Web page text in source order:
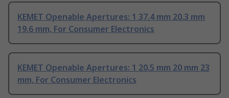
KEMET Openable Apertures: 1 37.4 mm 20.3 mm
19.6 mm, For Consumer Electronics
KEMET Openable Apertures: 1 20.5 mm 20 mm 23
mm, For Consumer Electronics